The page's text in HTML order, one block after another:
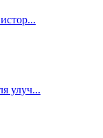
улуч...